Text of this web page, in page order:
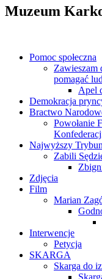
Muzeum
Pomoc społeczna
Zawieszam
pomagać
Apel
Demokracja
Bractwo
Powołanie
Najwyższy
Zabili
Zdjęcia
Film
Marian
Interwencje
Petycja
SKARGA
Skarga do